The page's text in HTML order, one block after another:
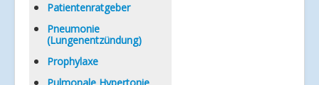
Patientenratgeber
Pneumonie
(Lungenentzündung)
Prophylaxe